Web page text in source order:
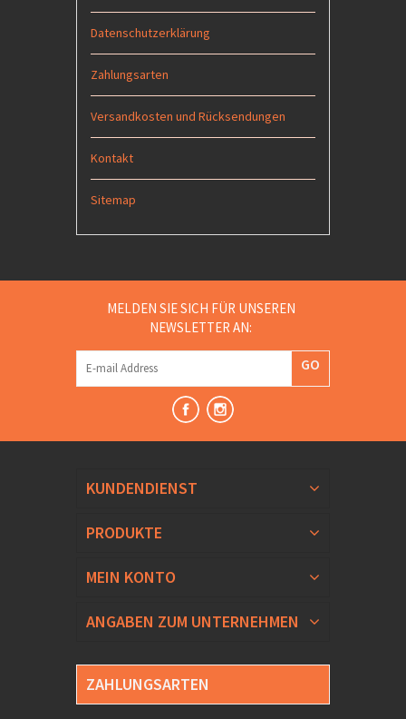
Datenschutzerklärung
Zahlungsarten
Versandkosten und Rücksendungen
Kontakt
Sitemap
MELDEN SIE SICH FÜR UNSEREN
NEWSLETTER AN:
GO
KUNDENDIENST
PRODUKTE
MEIN KONTO
ANGABEN ZUM UNTERNEHMEN
ZAHLUNGSARTEN